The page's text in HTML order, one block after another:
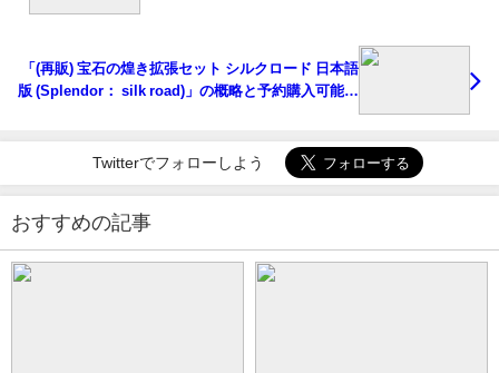
「(再販) 宝石の煌き拡張セット シルクロード 日本語
版 (Splendor： silk road)」の概略と予約購入可能な
Twitterでフォローしよう
おすすめの記事